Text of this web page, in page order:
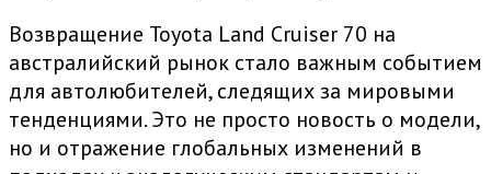
Возвращение Toyota Land Cruiser 70 на
австралийский рынок стало важным событием
для автолюбителей, следящих за мировыми
тенденциями. Это не просто новость о модели,
но и отражение глобальных изменений в